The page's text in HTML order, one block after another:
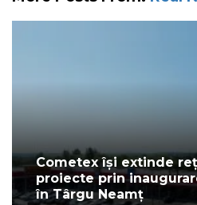
Cometex își extinde
proiecte prin
în Târgu Neamț